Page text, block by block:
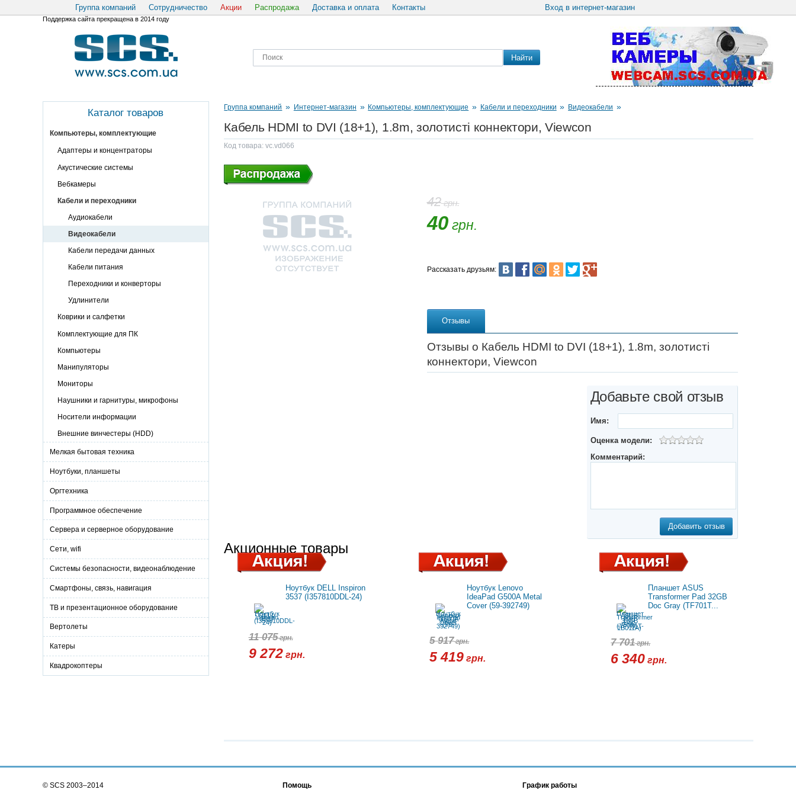
Группа компаний Сотрудничество Акции Распродажа Доставка и оплата Контакты Вход в интернет-магазин
Поддержка сайта прекращена в 2014 году
Найти
Каталог товаров
Компьютеры, комплектующие
Адаптеры и концентраторы
Акустические системы
Вебкамеры
Кабели и переходники
Аудиокабели
Видеокабели
Кабели передачи данных
Кабели питания
Переходники и конверторы
Удлинители
Коврики и салфетки
Комплектующие для ПК
Компьютеры
Манипуляторы
Мониторы
Наушники и гарнитуры, микрофоны
Носители информации
Внешние винчестеры (HDD)
Мелкая бытовая техника
Ноутбуки, планшеты
Оргтехника
Программное обеспечение
Сервера и серверное оборудование
Сети, wifi
Системы безопасности, видеонаблюдение
Смартфоны, связь, навигация
ТВ и презентационное оборудование
Вертолеты
Катеры
Квадрокоптеры
Группа компаний » Интернет-магазин » Компьютеры, комплектующие » Кабели и переходники » Видеокабели »
Кабель HDMI to DVI (18+1), 1.8m, золотисті коннектори, Viewcon
Код товара: vc.vd066
42грн.
40грн.
Рассказать друзьям:
Отзывы
Отзывы о Кабель HDMI to DVI (18+1), 1.8m, золотисті
коннектори, Viewcon
Добавьте свой отзыв
Имя:
Оценка модели:
Комментарий:
Добавить отзыв
Акционные товары
Ноутбук DELL Inspiron
3537 (I357810DDL-24)
11 075грн.
9 272грн.
Ноутбук Lenovo
IdeaPad G500A Metal
Cover (59-392749)
5 917грн.
5 419 грн.
Планшет ASUS
Transformer Pad 32GB
Doc Gray (TF701T...
7 701грн.
6 340 грн.
© SCS 2003–2014 Помощь График работы